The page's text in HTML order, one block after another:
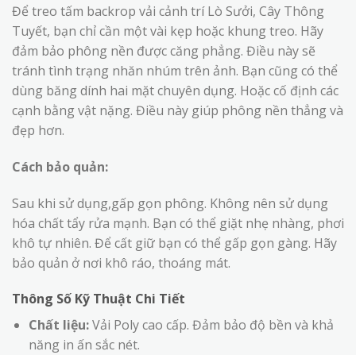
Để treo tấm backrop vải cảnh trí Lò Sưởi, Cây Thông
Tuyết, bạn chỉ cần một vài kẹp hoặc khung treo. Hãy
đảm bảo phông nền được căng phẳng. Điều này sẽ
tránh tình trạng nhăn nhúm trên ảnh. Bạn cũng có thể
dùng băng dính hai mặt chuyên dụng. Hoặc cố định các
cạnh bằng vật nặng. Điều này giúp phông nền thẳng và
đẹp hơn.
Cách bảo quản:
Sau khi sử dụng,gấp gọn phông. Không nên sử dụng
hóa chất tẩy rửa mạnh. Bạn có thể giặt nhẹ nhàng, phơi
khô tự nhiên. Để cất giữ bạn có thể gấp gọn gàng. Hãy
bảo quản ở nơi khô ráo, thoáng mát.
Thông Số Kỹ Thuật Chi Tiết
Chất liệu:Vải Poly cao cấp. Đảm bảo độ bền và khả
năng in ấn sắc nét.